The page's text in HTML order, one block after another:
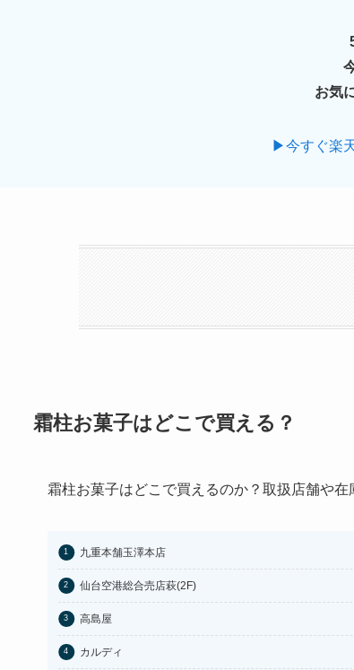
お気
▶今すぐ楽
霜柱お菓子はどこで買える？
霜柱お菓子はどこで買えるのか？取扱店舗や
九重本舗玉澤本店
仙台空港総合売店萩(2F)
高島屋
カルディ